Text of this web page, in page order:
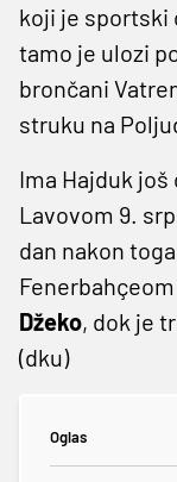
koji je sportski
tamo je ulozi
brončani
struku na
Ima Hajduk
Lavovom 9.
dan nakon
Džeko, dok je
(dku)
Oglas